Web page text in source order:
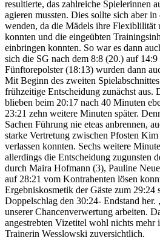
resultierte, das zahlreiche Spielerinnen
agieren mussten. Dies sollte sich aber
wenden, da die Mädels ihre Flexiblilität
konnten und die eingeübten
einbringen konnten. So war es dann
sich die SG nach dem 8:8 (20.) auf
Fünftorepolster (18:13) wurden dann
Mit Beginn des zweiten
frühzeitige Entscheidung zunächst aus.
blieben beim 20:17 nach 40 Minuten
23:21 zehn weitere Minuten später.
Sachen Führung nie eteas anbrennen,
starke Vertretung zwischen Pfosten
verlassen konnten. Sechs weitere
allerdings die Entscheidung zugunsten
durch Maira Hofmann (3), Pauline
auf 28:21 vom Kontrahenten lösen
Ergebniskosmetik der Gäste zum 29:24
Doppelschlag den 30:24- Endstand her.
unserer Chancenverwertung arbeiten.
angestrebten Vizetitel wohl nichts mehr
Trainerin Wesslowski zuversichtlich.